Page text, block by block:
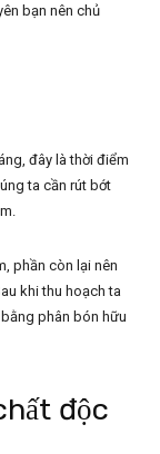
bạn nên chủ
đây là thời điểm
ta cần rút bớt
phần còn lại nên
khi thu hoạch ta
phân bón hữu
độc